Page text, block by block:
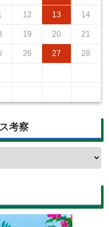
12 13 14
19 20 21
26 27 28
考察